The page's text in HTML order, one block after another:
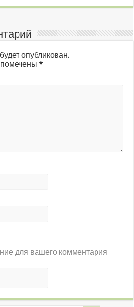
опубликован.
помечены*
для вашего комментария